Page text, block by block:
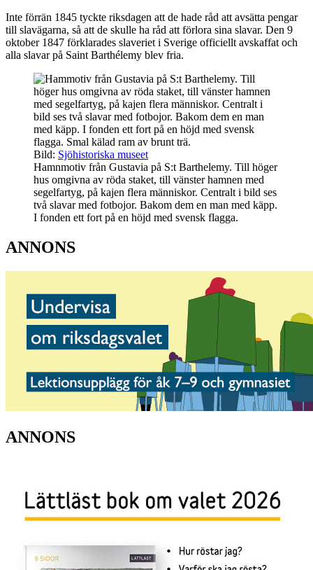
Inte förrän 1845 tyckte riksdagen att de hade råd att avsätta pengar
till slavägarna, så att de skulle ha råd att förlora sina slavar. Den 9
oktober 1847 förklarades slaveriet i Sverige officiellt avskaffat och
alla slavar på Saint Barthélemy blev fria.
Bild: Sjöhistoriska museet
Hamnmotiv från Gustavia på S:t Barthelemy. Till höger
hus omgivna av röda staket, till vänster hamnen med
segelfartyg, på kajen flera människor. Centralt i bild ses
två slavar med fotbojor. Bakom dem en man med käpp.
I fonden ett fort på en höjd med svensk flagga.
ANNONS
ANNONS